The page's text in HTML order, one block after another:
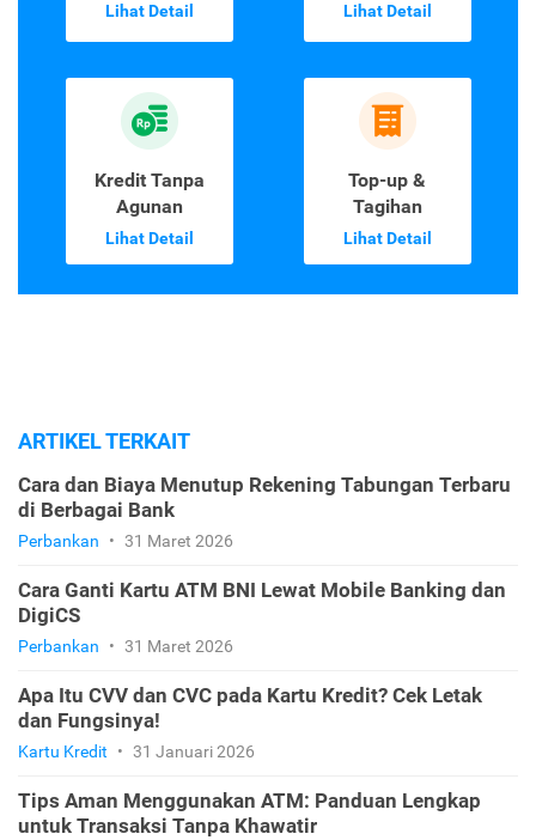
Lihat Detail Lihat Detail
Kredit Tanpa
Agunan
Lihat Detail
Top-up &
Tagihan
Lihat Detail
ARTIKEL TERKAIT
Cara dan Biaya Menutup Rekening Tabungan Terbaru
di Berbagai Bank
Perbankan • 31 Maret 2026
Cara Ganti Kartu ATM BNI Lewat Mobile Banking dan
DigiCS
Perbankan • 31 Maret 2026
Apa Itu CVV dan CVC pada Kartu Kredit? Cek Letak
dan Fungsinya!
Kartu Kredit • 31 Januari 2026
Tips Aman Menggunakan ATM: Panduan Lengkap
untuk Transaksi Tanpa Khawatir